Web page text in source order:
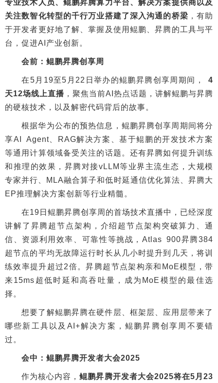
专业技术人员、鲲鹏昇腾算力平台、解决方案提供商以及
关注数智化转型的千行万业搭建了深入沟通的桥梁 ，有助
于开发者更好地了解、掌握及使用鲲鹏、昇腾的工具与平
台，促进AI产业创新。
会前：鲲鹏昇腾创享周
在5月19至5月22日举办的鲲鹏昇腾创享周期间，
4
天12场线上直播 ，聚焦当前AI热点话题，讲解鲲鹏与昇腾
的硬核技术，以及解密代码背后的故事。
根据华为公布的预热信息，鲲鹏昇腾创享周期间将分
享AI Agent、RAG解决方案、基于鲲鹏的开发技术方案
等通用计算领域备受关注的话题。还有昇腾如何提升训练
和推理的效果，昇腾对接vLLM等业界主流生态，大规模
专家并行、MLA融合算子和低时延通信优化算法、昇腾大
EP推理解决方案创新等行业精髓。
在19日鲲鹏昇腾创享周的首场技术直播中，已经深度
讲解了昇腾超节点架构，介绍超节点架构突破算力、通
信、资源利用效率、可靠性等挑战，Atlas 900昇腾384
超节点的平均无故障运行时长从几小时提升到几天，将训
练效率提升超过2倍。昇腾超节点架构亲和MoE模型，带
来15ms超低时延和高吞吐量，成为MoE模型的最佳选
择。
想要了解鲲鹏昇腾在硬件层、框架层、应用层带来了
哪些新工具以及AI+解决方案，鲲鹏昇腾创享周不要错
过。
会中：鲲鹏昇腾开发者大会2025
作为核心内容，鲲鹏昇腾开发者大会2025将在5月23